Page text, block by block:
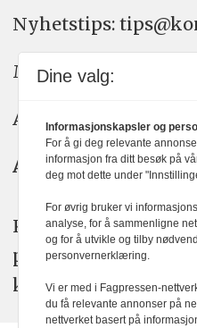
Nyhetstips:
Meninger:
Annonse:
Abonnement:
KOM24 arbeider
plakatens regler for
kan du lese mer om
Dine valg:
Informasjonskapsler og
For å gi deg relevante
informasjon fra ditt besøk på
deg mot dette under
For øvrig bruker vi
analyse, for å sammenligne
og for å utvikle og tilby
personvernerklæring.
Vi er med i Fagpressen-
du få relevante annonser på
nettverket basert på